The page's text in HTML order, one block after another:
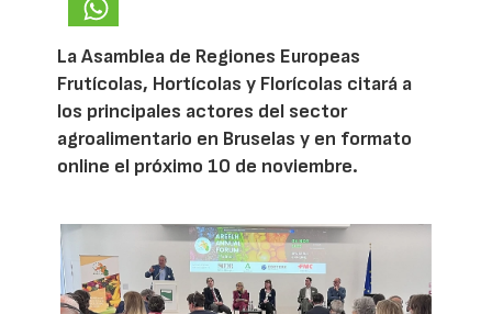
La Asamblea de Regiones Europeas
Frutícolas, Hortícolas y Florícolas citará a
los principales actores del sector
agroalimentario en Bruselas y en formato
online el próximo 10 de noviembre.